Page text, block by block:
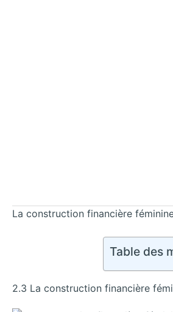
La construction financière
Table des
2.3 La construction financière